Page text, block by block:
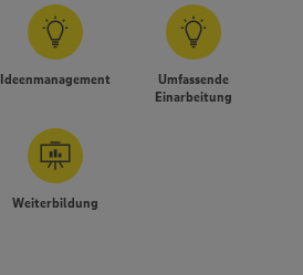
Ideenmanagement
Umfassende
Einarbeitung
Weiterbildung